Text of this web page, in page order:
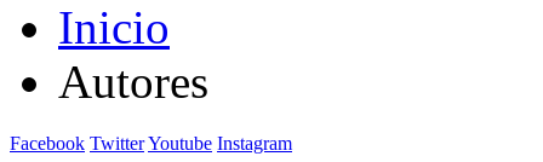
Inicio
Autores
Facebook TwitterYoutube Instagram